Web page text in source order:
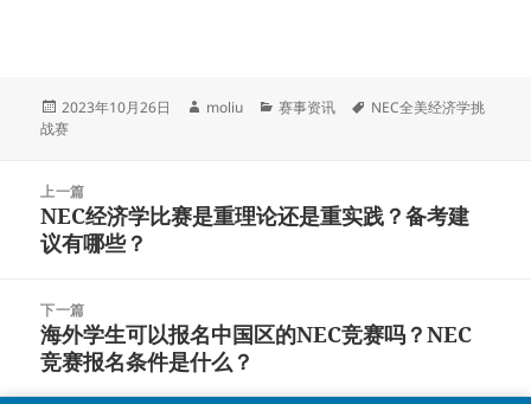
发
布
2023年10月26日
作
moliu
分
赛事资讯
标
NEC全美经济学挑
战赛
上一篇
上
篇
章：
NEC经济学比赛是重理论还是重实践？备考建
议有哪些？
下一篇
下
篇
文
海外学生可以报名中国区的NEC竞赛吗？NEC
竞赛报名条件是什么？